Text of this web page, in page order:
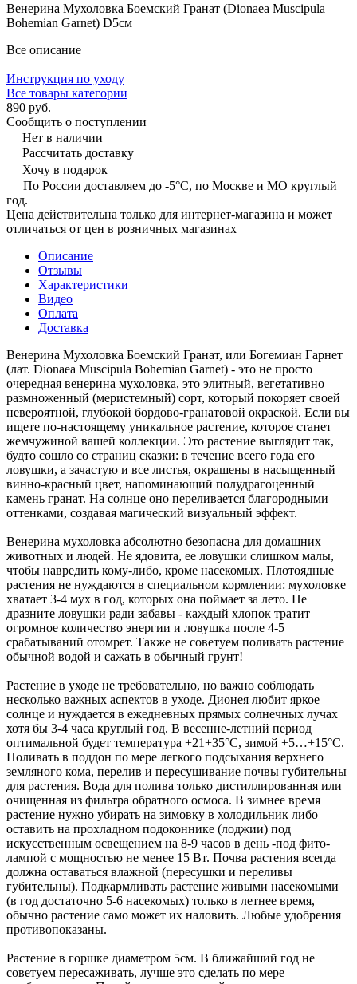
Венерина Мухоловка Боемский Гранат (Dionaea Muscipula
Bohemian Garnet) D5см
Все описание
Инструкция по уходу
Все товары категории
890 руб.
Сообщить о поступлении
Нет в наличии
Рассчитать доставку
Хочу в подарок
По России доставляем до -5°C, по Москве и МО круглый
год.
Цена действительна только для интернет-магазина и может
отличаться от цен в розничных магазинах
Описание
Отзывы
Характеристики
Видео
Оплата
Доставка
Венерина Мухоловка Боемский Гранат, или Богемиан Гарнет
(лат. Dionaea Muscipula Bohemian Garnet) - это не просто
очередная венерина мухоловка, это элитный, вегетативно
размноженный (меристемный) сорт, который покоряет своей
невероятной, глубокой бордово-гранатовой окраской. Если вы
ищете по-настоящему уникальное растение, которое станет
жемчужиной вашей коллекции. Это растение выглядит так,
будто сошло со страниц сказки: в течение всего года его
ловушки, а зачастую и все листья, окрашены в насыщенный
винно-красный цвет, напоминающий полудрагоценный
камень гранат. На солнце оно переливается благородными
оттенками, создавая магический визуальный эффект.
Венерина мухоловка абсолютно безопасна для домашних
животных и людей. Не ядовита, ее ловушки слишком малы,
чтобы навредить кому-либо, кроме насекомых. Плотоядные
растения не нуждаются в специальном кормлении: мухоловке
хватает 3-4 мух в год, которых она поймает за лето. Не
дразните ловушки ради забавы - каждый хлопок тратит
огромное количество энергии и ловушка после 4-5
срабатываний отомрет. Также не советуем поливать растение
обычной водой и сажать в обычный грунт!
Растение в уходе не требовательно, но важно соблюдать
несколько важных аспектов в уходе. Дионея любит яркое
солнце и нуждается в ежедневных прямых солнечных лучах
хотя бы 3-4 часа круглый год. В весенне-летний период
оптимальной будет температура +21+35°C, зимой +5…+15°C.
Поливать в поддон по мере легкого подсыхания верхнего
земляного кома, перелив и пересушивание почвы губительны
для растения. Вода для полива только дистиллированная или
очищенная из фильтра обратного осмоса. В зимнее время
растение нужно убирать на зимовку в холодильник либо
оставить на прохладном подоконнике (лоджии) под
искусственным освещением на 8-9 часов в день -под фито-
лампой с мощностью не менее 15 Вт. Почва растения всегда
должна оставаться влажной (пересушки и переливы
губительны). Подкармливать растение живыми насекомыми
(в год достаточно 5-6 насекомых) только в летнее время,
обычно растение само может их наловить. Любые удобрения
противопоказаны.
Растение в горшке диаметром 5см. В ближайший год не
советуем пересаживать, лучше это сделать по мере